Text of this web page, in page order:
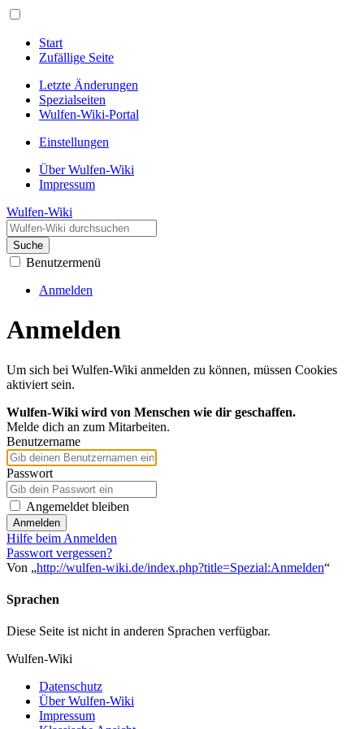
Start
Zufällige Seite
Letzte Änderungen
Spezialseiten
Wulfen-Wiki-Portal
Einstellungen
Über Wulfen-Wiki
Impressum
Wulfen-Wiki
Suche
Benutzermenü
Anmelden
Anmelden
Um sich bei Wulfen-Wiki anmelden zu können, müssen Cookies
aktiviert sein.
Wulfen-Wiki wird von Menschen wie dir geschaffen.
Melde dich an zum Mitarbeiten.
Benutzername
Passwort
Angemeldet bleiben
Anmelden
Hilfe beim Anmelden
Passwort vergessen?
Von „http://wulfen-wiki.de/index.php?title=Spezial:Anmelden“
Sprachen
Diese Seite ist nicht in anderen Sprachen verfügbar.
Wulfen-Wiki
Datenschutz
Über Wulfen-Wiki
Impressum